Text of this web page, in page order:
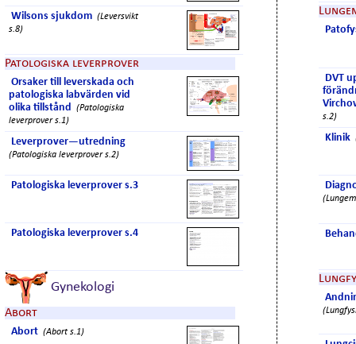
Wilsons sjukdom (Leversvikt
s.8)
Patologiska leverprover
Orsaker till leverskada och
patologiska labvärden vid
olika tillstånd (Patologiska
leverprover s.1)
Leverprover—utredning
(Patologiska leverprover s.2)
Patologiska leverprover s.3
Patologiska leverprover s.4
Gynekologi
Abort
Abort (Abort s.1)
DVT
s.2)
Klinik